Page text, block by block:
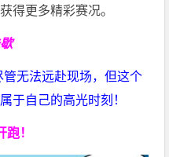
得更多精彩赛况。
无法远赴现场，但这个
于自己的高光时刻！
跑！